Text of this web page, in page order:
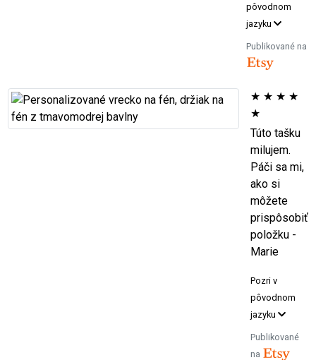
pôvodnom
jazyku
Publikované na
★ ★ ★ ★
★
Túto tašku
milujem.
Páči sa mi,
ako si
môžete
prispôsobiť
položku -
Marie
Pozri v
pôvodnom
jazyku
Publikované
na